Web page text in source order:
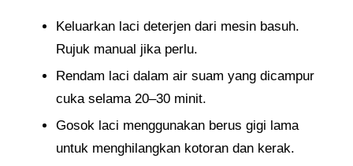
Keluarkan laci deterjen dari mesin basuh.
Rujuk manual jika perlu.
Rendam laci dalam air suam yang dicampur
cuka selama 20–30 minit.
Gosok laci menggunakan berus gigi lama
untuk menghilangkan kotoran dan kerak.